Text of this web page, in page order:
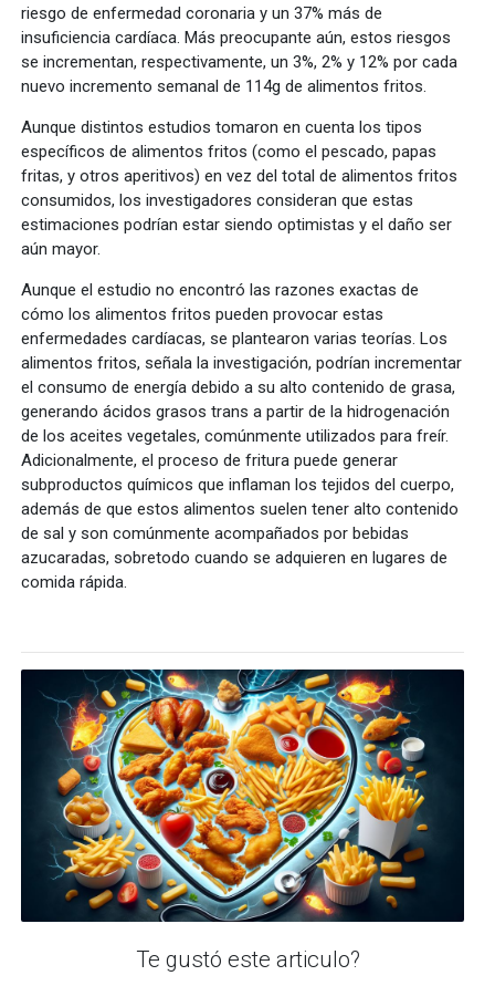
riesgo de enfermedad coronaria y un 37% más de
insuficiencia cardíaca. Más preocupante aún, estos riesgos
se incrementan, respectivamente, un 3%, 2% y 12% por cada
nuevo incremento semanal de 114g de alimentos fritos.
Aunque distintos estudios tomaron en cuenta los tipos
específicos de alimentos fritos (como el pescado, papas
fritas, y otros aperitivos) en vez del total de alimentos fritos
consumidos, los investigadores consideran que estas
estimaciones podrían estar siendo optimistas y el daño ser
aún mayor.
Aunque el estudio no encontró las razones exactas de
cómo los alimentos fritos pueden provocar estas
enfermedades cardíacas, se plantearon varias teorías. Los
alimentos fritos, señala la investigación, podrían incrementar
el consumo de energía debido a su alto contenido de grasa,
generando ácidos grasos trans a partir de la hidrogenación
de los aceites vegetales, comúnmente utilizados para freír.
Adicionalmente, el proceso de fritura puede generar
subproductos químicos que inflaman los tejidos del cuerpo,
además de que estos alimentos suelen tener alto contenido
de sal y son comúnmente acompañados por bebidas
azucaradas, sobretodo cuando se adquieren en lugares de
comida rápida.
Te gustó este articulo?